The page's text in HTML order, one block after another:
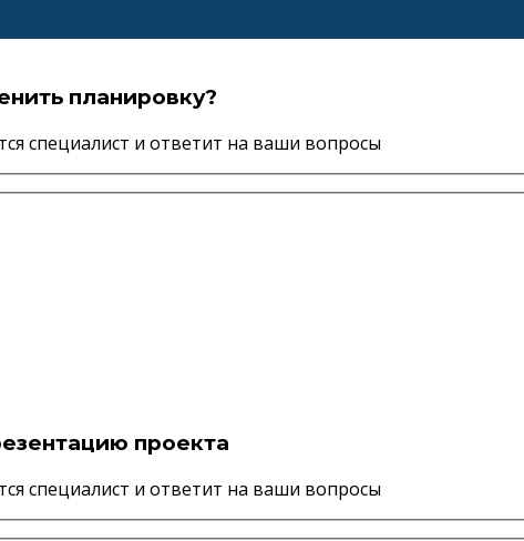
планировку?
специалист и ответит на ваши вопросы
проекта
специалист и ответит на ваши вопросы